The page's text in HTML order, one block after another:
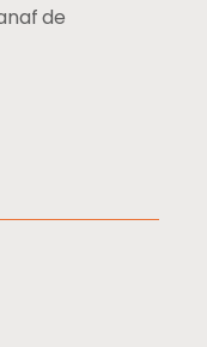
de